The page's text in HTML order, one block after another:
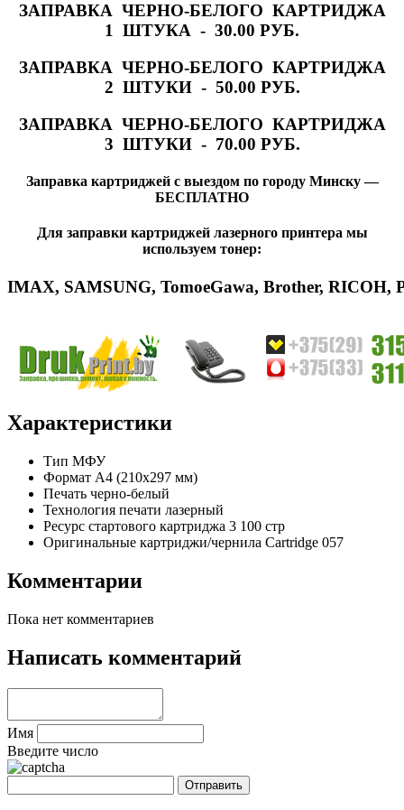
ЗАПРАВКА ЧЕРНО-БЕЛОГО КАРТРИДЖА
1 ШТУКА - 30.00 РУБ.
ЗАПРАВКА ЧЕРНО-БЕЛОГО КАРТРИДЖА
2 ШТУКИ - 50.00 РУБ.
ЗАПРАВКА ЧЕРНО-БЕЛОГО КАРТРИДЖА
3 ШТУКИ - 70.00 РУБ.
Заправка картриджей с выездом по городу Минску —
БЕСПЛАТНО
Для заправки картриджей лазерного принтера мы
используем тонер:
IMAX, SAMSUNG, TomoeGawa, Brother, RICOH,
Характеристики
Тип МФУ
Формат A4 (210x297 мм)
Печать черно-белый
Технология печати лазерный
Ресурс стартового картриджа 3 100 стр
Оригинальные картриджи/чернила Cartridge 057
Комментарии
Пока нет комментариев
Написать комментарий
Имя
Введите число